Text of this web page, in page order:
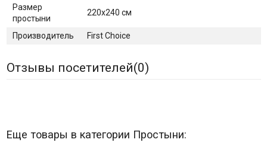
Размер
простыни
220х240 см
Производитель First Choice
Отзывы посетителей(0)
Еще товары в категории Простыни: